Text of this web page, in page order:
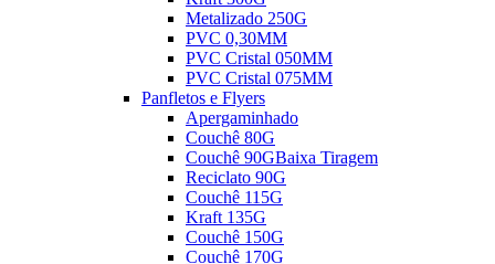
Metalizado 250G
PVC 0,30MM
PVC Cristal 050MM
PVC Cristal 075MM
Panfletos e Flyers
Apergaminhado
Couchê 80G
Couchê 90GBaixa Tiragem
Reciclato 90G
Couchê 115G
Kraft 135G
Couchê 150G
Couchê 170G